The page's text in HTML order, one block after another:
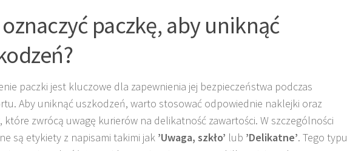
paczkę, aby uniknąć
paczki jest kluczowe dla zapewnienia jej bezpieczeństwa podczas
Aby uniknąć uszkodzeń, warto stosować odpowiednie naklejki oraz
które zwrócą uwagę kurierów na delikatność zawartości. W szczególności
są etykiety z napisami takimi jak ’Uwaga, szkło’ lub ’Delikatne’. Tego typu